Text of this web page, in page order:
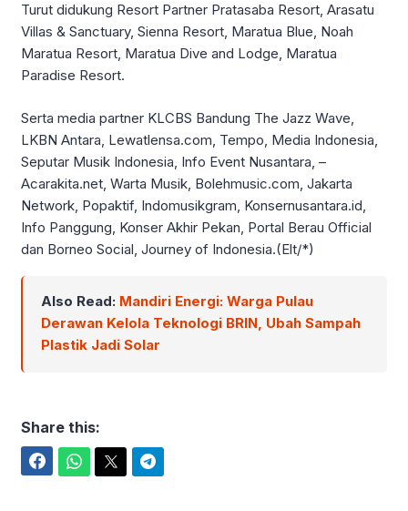
Turut didukung Resort Partner Pratasaba Resort, Arasatu
Villas & Sanctuary, Sienna Resort, Maratua Blue, Noah
Maratua Resort, Maratua Dive and Lodge, Maratua
Paradise Resort.
Serta media partner KLCBS Bandung The Jazz Wave,
LKBN Antara, Lewatlensa.com, Tempo, Media Indonesia,
Seputar Musik Indonesia, Info Event Nusantara, –
Acarakita.net, Warta Musik, Bolehmusic.com, Jakarta
Network, Popaktif, Indomusikgram, Konsernusantara.id,
Info Panggung, Konser Akhir Pekan, Portal Berau Official
dan Borneo Social, Journey of Indonesia.(Elt/*)
Also Read: Mandiri Energi: Warga Pulau
Derawan Kelola Teknologi BRIN, Ubah Sampah
Plastik Jadi Solar
Share this: